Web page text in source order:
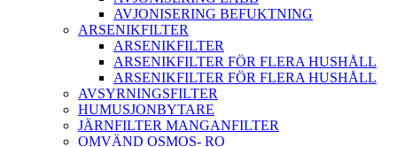
AVJONISERING BEFUKTNING
ARSENIKFILTER
ARSENIKFILTER
ARSENIKFILTER FÖR FLERA HUSHÅLL
ARSENIKFILTER FÖR FLERA HUSHÅLL
AVSYRNINGSFILTER
HUMUSJONBYTARE
JÄRNFILTER MANGANFILTER
OMVÄND OSMOS- RO